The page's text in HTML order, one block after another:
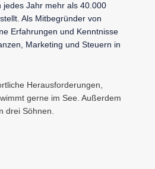
jedes Jahr mehr als 40.000
Als Mitbegründer von
Erfahrungen und Kenntnisse
Marketing und Steuern in
Herausforderungen,
gerne im See. Außerdem
drei Söhnen.